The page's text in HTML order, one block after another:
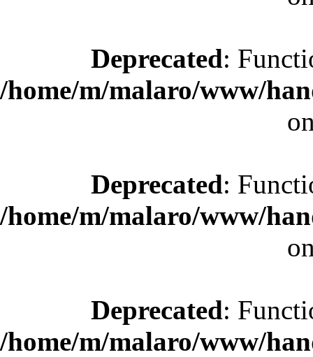
Deprecated:
/home/m/malaro/www/
Deprecated:
/home/m/malaro/www/
Deprecated:
/home/m/malaro/www/